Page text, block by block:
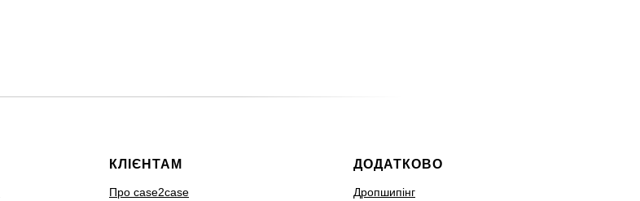
КЛІЄНТАМ
Про case2case
ДОДАТКОВО
Дропшипінг